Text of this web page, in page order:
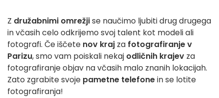
Z družabnimi omrežjise naučimo ljubiti drug drugega
in včasih celo odkrijemo svoj talent kot modeli ali
fotografi. Če iščete nov kraj za fotografiranje v
Parizu, smo vam poiskali nekaj odličnih krajev za
fotografiranje objav na včasih malo znanih lokacijah.
Zato zgrabite svoje pametne telefonein se lotite
fotografiranja!